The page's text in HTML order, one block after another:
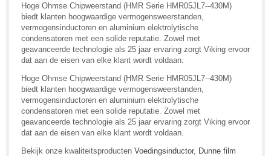
Hoge Ohmse Chipweerstand (HMR Serie HMR05JL7--430M)
biedt klanten hoogwaardige vermogensweerstanden,
vermogensinductoren en aluminium elektrolytische
condensatoren met een solide reputatie. Zowel met
geavanceerde technologie als 25 jaar ervaring zorgt Viking ervoor
dat aan de eisen van elke klant wordt voldaan.
Hoge Ohmse Chipweerstand (HMR Serie HMR05JL7--430M)
biedt klanten hoogwaardige vermogensweerstanden,
vermogensinductoren en aluminium elektrolytische
condensatoren met een solide reputatie. Zowel met
geavanceerde technologie als 25 jaar ervaring zorgt Viking ervoor
dat aan de eisen van elke klant wordt voldaan.
Bekijk onze kwaliteitsproducten Voedingsinductor, Dunne film